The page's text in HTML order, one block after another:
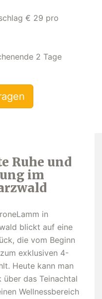
€ 29 pro
2 Tage
Ruhe und
im
in
blickt auf eine
die vom Beginn
exklusiven 4-
Heute kann man
das Teinachtal
Wellnessbereich